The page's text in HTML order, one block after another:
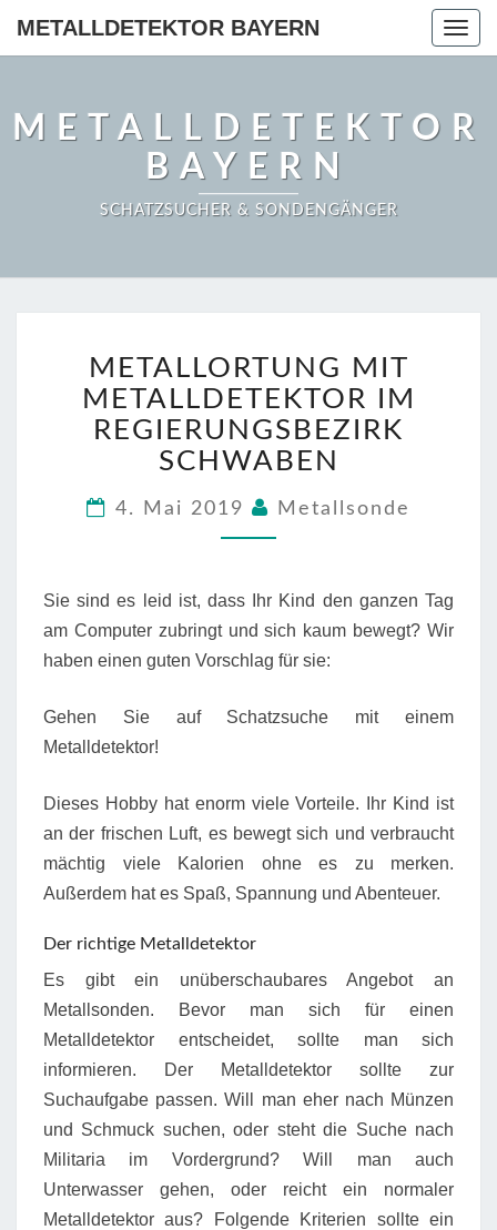
METALLDETEKTOR BAYERN
METALLDETEKTOR
BAYERN
SCHATZSUCHER & SONDENGÄNGER
MIT
METALLDETEKTOR
IM
REGIERUNGSBEZIRK
SCHWABEN
METALLORTUNG MIT
METALLDETEKTOR IM
REGIERUNGSBEZIRK
SCHWABEN
4. Mai 2019 Metallsonde
Sie sind es leid ist, dass Ihr Kind den ganzen Tag
am Computer zubringt und sich kaum bewegt? Wir
haben einen guten Vorschlag für sie:
Gehen Sie auf Schatzsuche mit einem
Metalldetektor!
Dieses Hobby hat enorm viele Vorteile. Ihr Kind ist
an der frischen Luft, es bewegt sich und verbraucht
mächtig viele Kalorien ohne es zu merken.
Außerdem hat es Spaß, Spannung und Abenteuer.
Der richtige Metalldetektor
Es gibt ein unüberschaubares Angebot an
Metallsonden. Bevor man sich für einen
Metalldetektor entscheidet, sollte man sich
informieren. Der Metalldetektor sollte zur
Suchaufgabe passen. Will man eher nach Münzen
und Schmuck suchen, oder steht die Suche nach
Militaria im Vordergrund? Will man auch
Unterwasser gehen, oder reicht ein normaler
Metalldetektor aus? Folgende Kriterien sollte ein